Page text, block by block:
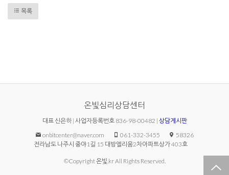
목록
온빛심리상담센터
대표 신은하 | 사업자등록번호 836-98-00482 | 상담게시판
onbitcenter@naver.com
061-332-3455
58326
전라남도 나주시 중야1길 15 대방엘리움2차아파트상가 403호
©Copyright 온빛.kr All Rights Reserved.